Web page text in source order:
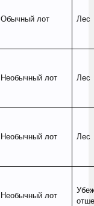
Обычный лот Лес
Необычный лот Лес
Необычный лот Лес
Необычный лот